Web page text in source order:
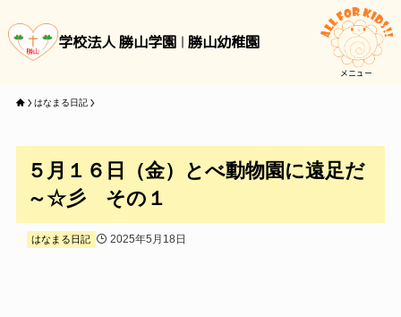
学校法人 勝山学園 勝山幼稚園
メニュー
はなまる日記
５月１６日（金）とべ動物園に遠足だ
～☆彡 その１
はなまる日記 2025年5月18日